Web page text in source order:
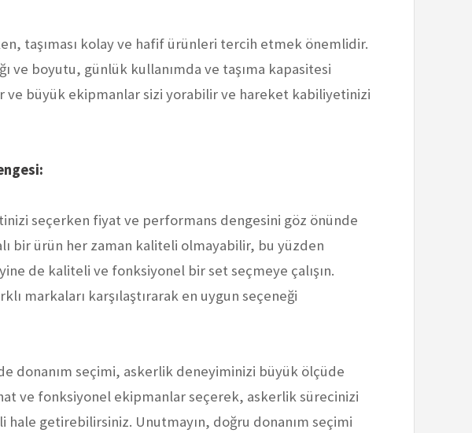
taşıması kolay ve hafif ürünleri tercih etmek önemlidir.
ve boyutu, günlük kullanımda ve taşıma kapasitesi
ve büyük ekipmanlar sizi yorabilir ve hareket kabiliyetinizi
seçerken fiyat ve performans dengesini göz önünde
bir ürün her zaman kaliteli olmayabilir, bu yüzden
de kaliteli ve fonksiyonel bir set seçmeye çalışın.
markaları karşılaştırarak en uygun seçeneği
donanım seçimi, askerlik deneyiminizi büyük ölçüde
ve fonksiyonel ekipmanlar seçerek, askerlik sürecinizi
hale getirebilirsiniz. Unutmayın, doğru donanım seçimi